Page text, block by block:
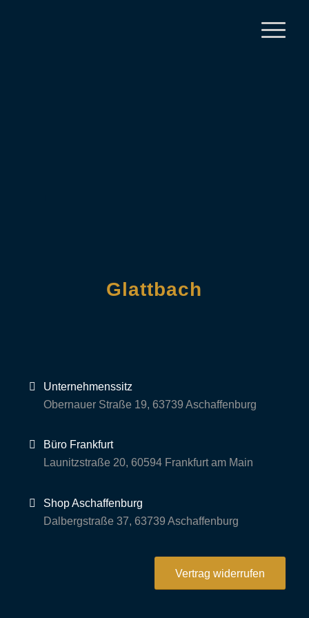
Glattbach
Unternehmenssitz
Obernauer Straße 19, 63739 Aschaffenburg
Büro Frankfurt
Launitzstraße 20, 60594 Frankfurt am Main
Shop Aschaffenburg
Dalbergstraße 37, 63739 Aschaffenburg
Vertrag widerrufen